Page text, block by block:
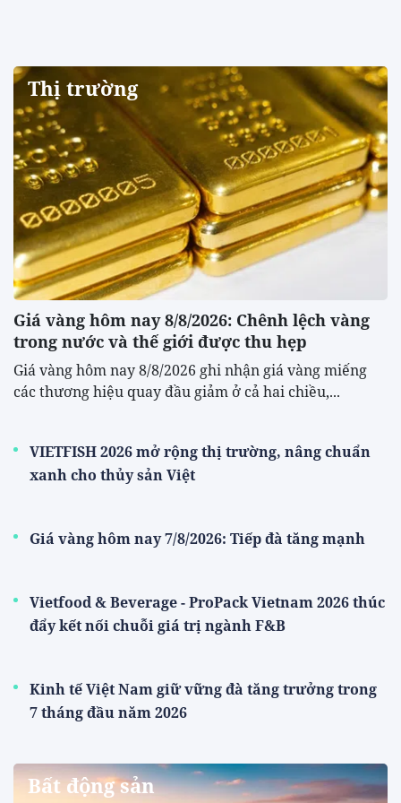
Thị trường
Giá vàng hôm nay 8/8/2026: Chênh lệch vàng
trong nước và thế giới được thu hẹp
Giá vàng hôm nay 8/8/2026 ghi nhận giá vàng miếng
các thương hiệu quay đầu giảm ở cả hai chiều,...
VIETFISH 2026 mở rộng thị trường, nâng chuẩn
xanh cho thủy sản Việt
Giá vàng hôm nay 7/8/2026: Tiếp đà tăng mạnh
Vietfood & Beverage - ProPack Vietnam 2026 thúc
đẩy kết nối chuỗi giá trị ngành F&B
Kinh tế Việt Nam giữ vững đà tăng trưởng trong
7 tháng đầu năm 2026
Bất động sản